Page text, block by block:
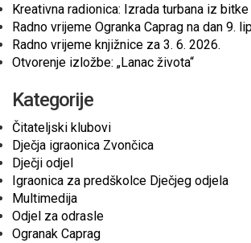
Kreativna radionica: Izrada turbana iz
Radno vrijeme Ogranka Caprag na dan 9.
Radno vrijeme knjižnice za 3. 6. 2026.
Otvorenje izložbe: „Lanac života“
Kategorije
Čitateljski klubovi
Dječja igraonica Zvončica
Dječji odjel
Igraonica za predškolce Dječjeg odjela
Multimedija
Odjel za odrasle
Ogranak Caprag